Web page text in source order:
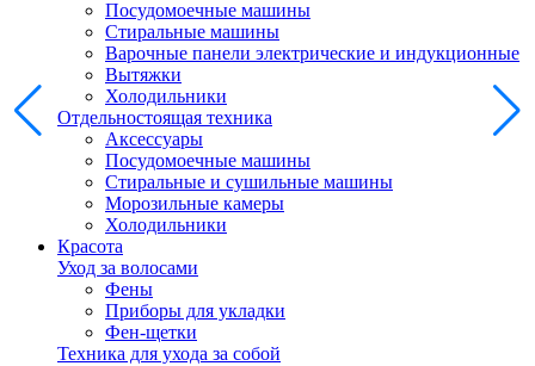
Посудомоечные машины
Стиральные машины
Варочные панели электрические и индукционные
Вытяжки
Холодильники
Отдельностоящая техника
Аксессуары
Посудомоечные машины
Стиральные и сушильные машины
Морозильные камеры
Холодильники
Красота
Уход за волосами
Фены
Приборы для укладки
Фен-щетки
Техника для ухода за собой